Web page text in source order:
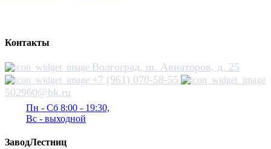
Контакты
Волгоград, ш. Авиаторов, д. 25
+7 (961) 070-58-55
502960@bk.ru
Пн - Сб 8:00 - 19:30,
Вс - выходной
ЗаводЛестниц